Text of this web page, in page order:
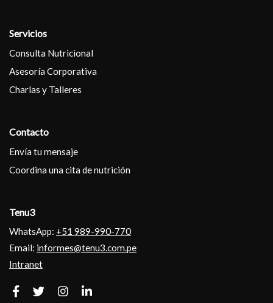
Servicios
Consulta Nutricional
Asesoría Corporativa
Charlas y Talleres
Contacto
Envía tu mensaje
Coordina una cita de nutrición
Tenu3
WhatsApp: +51 989-990-770
Email: informes@tenu3.com.pe
Intranet